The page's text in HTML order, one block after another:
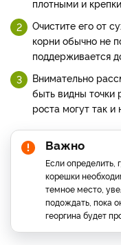
плотными и
Очистите его от
корни обычно не
поддерживается
Внимательно
быть видны точки
роста могут так и
Важно
Если определить,
корешки
темное место,
подождать, пока
георгина будет